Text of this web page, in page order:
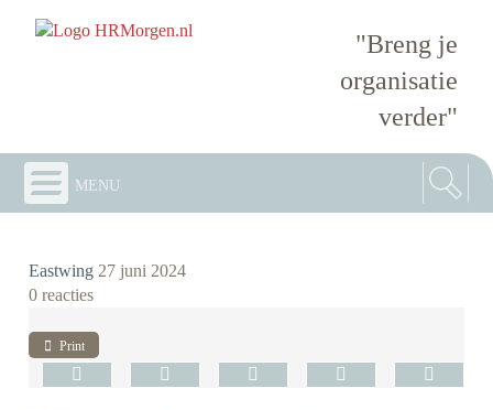
"Breng je
organisatie
verder"
menu
Eastwing 27 juni 2024
0 reacties
Print